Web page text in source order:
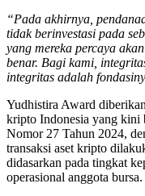
“Pada akhirnya,
tidak berinvestasi pada
yang mereka percaya
benar. Bagi kami,
integritas adalah
Yudhistira Award
kripto Indonesia yang kini
Nomor 27 Tahun 2024,
transaksi aset kripto
didasarkan pada tingkat
operasional anggota bursa.